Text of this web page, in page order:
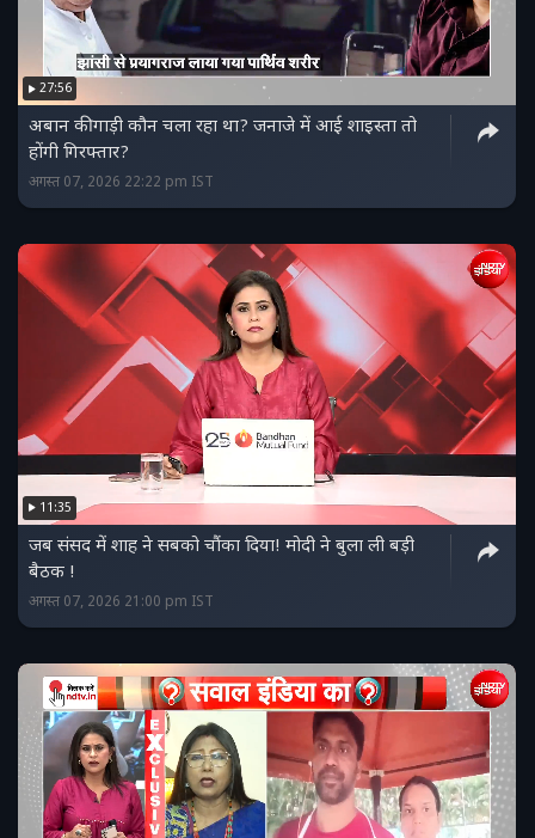
27:56
अबान की गाड़ी कौन चला रहा था? जनाजे में आई शाइस्ता तो
होंगी गिरफ्तार?
अगस्त 07, 2026 22:22 pm IST
11:35
जब संसद में शाह ने सबको चौंका दिया! मोदी ने बुला ली बड़ी
बैठक !
अगस्त 07, 2026 21:00 pm IST